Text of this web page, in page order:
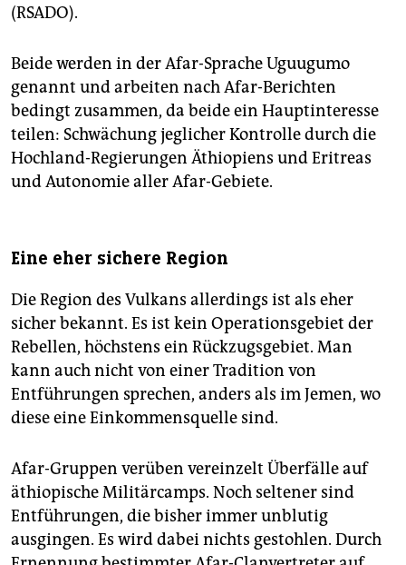
(RSADO).
Beide werden in der Afar-Sprache Uguugumo
genannt und arbeiten nach Afar-Berichten
bedingt zusammen, da beide ein Hauptinteresse
teilen: Schwächung jeglicher Kontrolle durch die
Hochland-Regierungen Äthiopiens und Eritreas
und Autonomie aller Afar-Gebiete.
Eine eher sichere Region
Die Region des Vulkans allerdings ist als eher
sicher bekannt. Es ist kein Operationsgebiet der
Rebellen, höchstens ein Rückzugsgebiet. Man
kann auch nicht von einer Tradition von
Entführungen sprechen, anders als im Jemen, wo
diese eine Einkommensquelle sind.
Afar-Gruppen verüben vereinzelt Überfälle auf
äthiopische Militärcamps. Noch seltener sind
Entführungen, die bisher immer unblutig
ausgingen. Es wird dabei nichts gestohlen. Durch